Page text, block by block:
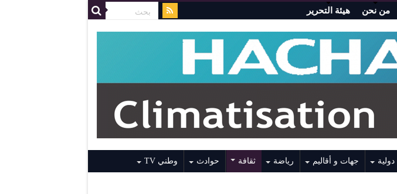
من نحن هيئة التحرير
دولية جهات و أقاليم رياضة ثقافة حوادث وطني TV